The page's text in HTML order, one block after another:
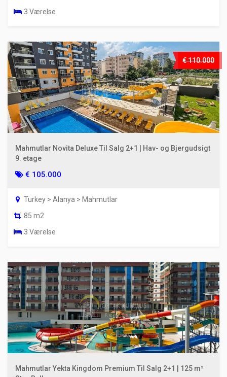
3 Værelse
€ 110.000
Mahmutlar Novita Deluxe Til Salg 2+1 | Hav- og Bjergudsigt
9. etage
€ 105.000
Turkey > Alanya > Mahmutlar
85 m2
3 Værelse
Mahmutlar Yekta Kingdom Premium Til Salg 2+1 | 125 m²